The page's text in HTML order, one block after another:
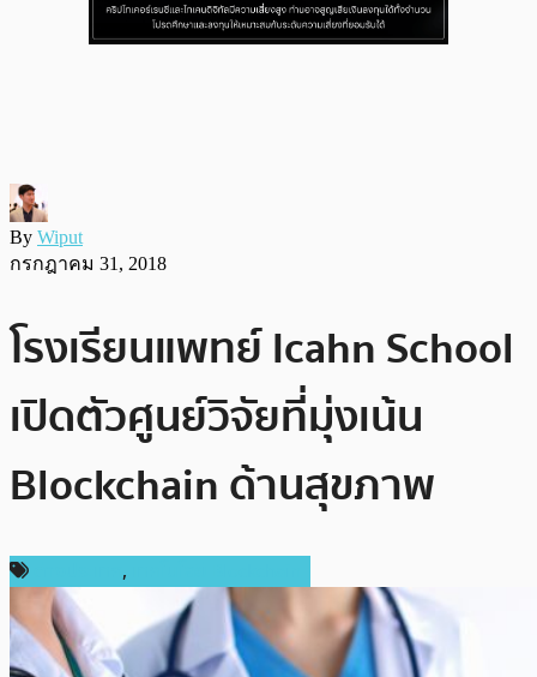
By Wiput
กรกฎาคม 31, 2018
โรงเรียนแพทย์ Icahn School
เปิดตัวศูนย์วิจัยที่มุ่งเน้น
Blockchain ด้านสุขภาพ
,